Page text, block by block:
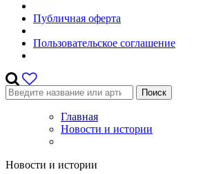
Публичная оферта
Пользовательское соглашение
Поиск
Главная
Новости и истории
Новости и истории